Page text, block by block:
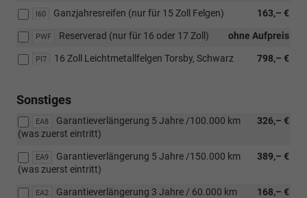
I60 163,– €
Ganzjahresreifen (nur für 15 Zoll Felgen)
PWF ohne Aufpreis
Reserverad (nur für 16 oder 17 Zoll)
PI7 798,– €
16 Zoll Leichtmetallfelgen Torsby, Schwarz
Sonstiges
EA8 326,– €
Garantieverlängerung 5 Jahre /100.000 km
(was zuerst eintritt)
EA9 389,– €
Garantieverlängerung 5 Jahre /150.000 km
(was zuerst eintritt)
EA2 168,– €
Garantieverlängerung 3 Jahre / 60.000 km